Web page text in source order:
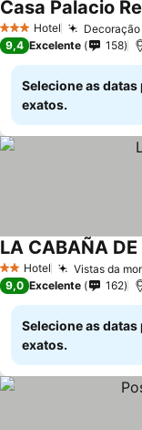
3 EstrelasHotel
Casa Palacio
9,4 Excelente 158
Selecione as
exatos.
2 Estrelas
Hotel Vistas da
LA CABAÑA DE
9,0 Excelente 162
Selecione as
exatos.